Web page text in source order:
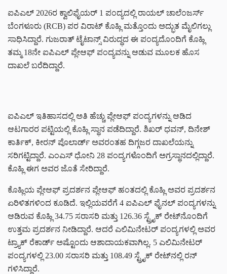
ಐಪಿಎಲ್ 2026ರ ಕ್ವಾಲಿಫೈಯರ್ 1 ಪಂದ್ಯದಲ್ಲಿ ರಾಯಲ್ ಚಾಲೆಂಜರ್ಸ್
ಬೆಂಗಳೂರು (RCB) ಪರ ವಿರಾಟ್ ಕೊಹ್ಲಿ ಮತ್ತೊಂದು ಅದ್ಭುತ ಮೈಲಿಗಲ್ಲು
ಸಾಧಿಸಿದ್ದಾರೆ. ಗುಜರಾತ್ ಟೈಟಾನ್ಸ್ ವಿರುದ್ಧದ ಈ ಪಂದ್ಯದೊಂದಿಗೆ ಕೊಹ್ಲಿ
ತಮ್ಮ 18ನೇ ಐಪಿಎಲ್ ಪ್ಲೇಆಫ್ ಪಂದ್ಯವನ್ನು ಆಡುವ ಮೂಲಕ ಹೊಸ
ದಾಖಲೆ ಬರೆದಿದ್ದಾರೆ.
ಐಪಿಎಲ್ ಇತಿಹಾಸದಲ್ಲಿ ಅತಿ ಹೆಚ್ಚು ಪ್ಲೇಆಫ್ ಪಂದ್ಯಗಳನ್ನು ಆಡಿದ
ಆಟಗಾರರ ಪಟ್ಟಿಯಲ್ಲಿ ಕೊಹ್ಲಿ ಸ್ಥಾನ ಪಡೆದಿದ್ದಾರೆ. ಶಿಖರ್ ಧವನ್, ದಿನೇಶ್
ಕಾರ್ತಿಕ್, ಕೀರನ್ ಪೊಲಾರ್ಡ್ ಅವರಂತಹ ದಿಗ್ಗಜರ ದಾಖಲೆಯನ್ನು
ಸರಿಗಟ್ಟಿದ್ದಾರೆ. ಎಂಎಸ್ ಧೋನಿ 28 ಪಂದ್ಯಗಳೊಂದಿಗೆ ಅಗ್ರಸ್ಥಾನದಲ್ಲಿದ್ದಾರೆ.
ಕೊಹ್ಲಿ ಈಗ ಅವರ ಜೊತೆ ಸೇರಿದ್ದಾರೆ.
ಕೊಹ್ಲಿಯ ಪ್ಲೇಆಫ್ ಪ್ರದರ್ಶನ ಪ್ಲೇಆಫ್ ಹಂತದಲ್ಲಿ ಕೊಹ್ಲಿ ಅವರ ಪ್ರದರ್ಶನ
ಏರಿಳಿತಗಳಿಂದ ಕೂಡಿದೆ. ಇಲ್ಲಿಯವರೆಗೆ 4 ಐಪಿಎಲ್ ಫೈನಲ್ ಪಂದ್ಯಗಳನ್ನು
ಆಡಿರುವ ಕೊಹ್ಲಿ 34.75 ಸರಾಸರಿ ಮತ್ತು 126.36 ಸ್ಟ್ರೈಕ್ ರೇಟ್‌ನೊಂದಿಗೆ
ಉತ್ತಮ ಪ್ರದರ್ಶನ ನೀಡಿದ್ದಾರೆ. ಆದರೆ ಎಲಿಮಿನೇಟರ್ ಪಂದ್ಯಗಳಲ್ಲಿ ಅವರ
ಟ್ರ್ಯಾಕ್ ರೆಕಾರ್ಡ್ ಅಷ್ಟೊಂದು ಆಶಾದಾಯಕವಾಗಿಲ್ಲ. 5 ಎಲಿಮಿನೇಟರ್
ಪಂದ್ಯಗಳಲ್ಲಿ 23.00 ಸರಾಸರಿ ಮತ್ತು 108.49 ಸ್ಟ್ರೈಕ್ ರೇಟ್‌ನಲ್ಲಿ ರನ್
ಗಳಿಸಿದ್ದಾರೆ.